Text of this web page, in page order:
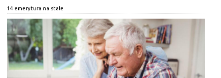
14 emerytura na stałe